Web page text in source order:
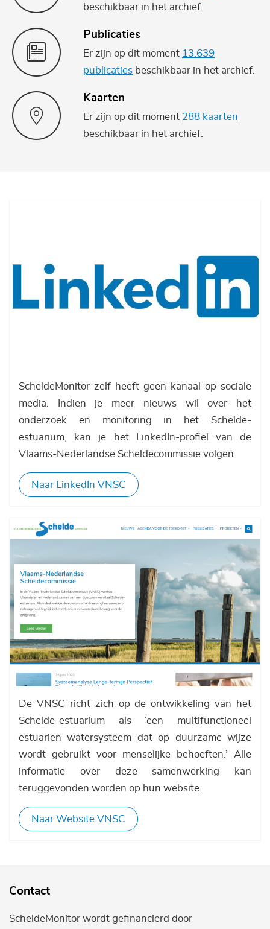
beschikbaar in het archief.
Publicaties
Er zijn op dit moment 13.639
publicaties beschikbaar in het archief.
Kaarten
Er zijn op dit moment 288 kaarten
beschikbaar in het archief.
ScheldeMonitor zelf heeft geen kanaal op sociale
media. Indien je meer nieuws wil over het
onderzoek en monitoring in het Schelde-
estuarium, kan je het LinkedIn-profiel van de
Vlaams-Nederlandse Scheldecommissie volgen.
Naar LinkedIn VNSC
Afbeelding
De VNSC richt zich op de ontwikkeling van het
Schelde-estuarium als ‘een multifunctioneel
estuarien watersysteem dat op duurzame wijze
wordt gebruikt voor menselijke behoeften.’ Alle
informatie over deze samenwerking kan
teruggevonden worden op hun website.
Naar Website VNSC
Contact
ScheldeMonitor wordt gefinancierd door